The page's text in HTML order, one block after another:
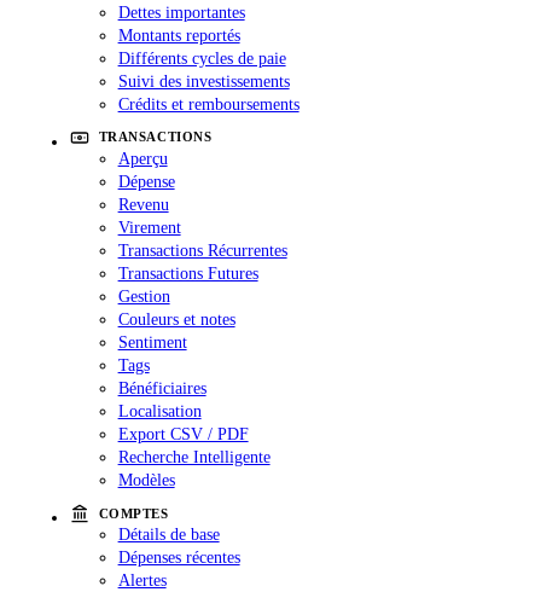
Dettes importantes
Montants reportés
Différents cycles de paie
Suivi des investissements
Crédits et remboursements
TRANSACTIONS
Aperçu
Dépense
Revenu
Virement
Transactions Récurrentes
Transactions Futures
Gestion
Couleurs et notes
Sentiment
Tags
Bénéficiaires
Localisation
Export CSV / PDF
Recherche Intelligente
Modèles
COMPTES
Détails de base
Dépenses récentes
Alertes